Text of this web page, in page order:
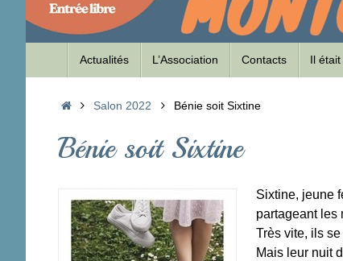
Actualités L’Association Contacts Il
AccueilSalon 2022 Bénie soit Sixtine
Bénie soit Sixtine
Sixtine, jeune
partageant les
Très vite, ils
Mais leur nuit